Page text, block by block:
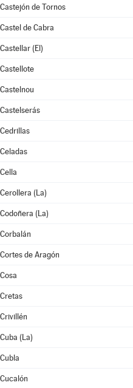
Castejón de Tornos
Castel de Cabra
Castellar (El)
Castellote
Castelnou
Castelserás
Cedrillas
Celadas
Cella
Cerollera (La)
Codoñera (La)
Corbalán
Cortes de Aragón
Cosa
Cretas
Crivillén
Cuba (La)
Cubla
Cucalón